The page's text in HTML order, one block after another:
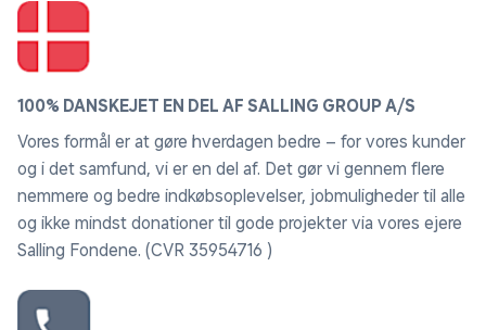
100% DANSKEJET EN DEL AF SALLING GROUP A/S
Vores formål er at gøre hverdagen bedre – for vores kunder
og i det samfund, vi er en del af. Det gør vi gennem flere
nemmere og bedre indkøbsoplevelser, jobmuligheder til alle
og ikke mindst donationer til gode projekter via vores ejere
Salling Fondene. (CVR 35954716 )